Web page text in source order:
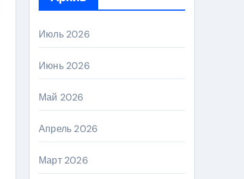
Июль 2026
Июнь 2026
Май 2026
Апрель 2026
Март 2026